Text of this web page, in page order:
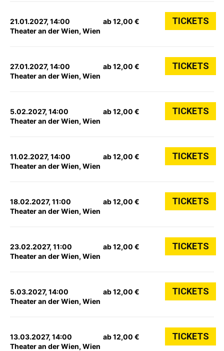
21.01.2027, 14:00
Theater an der Wien, Wien
ab 12,00 € TICKETS
27.01.2027, 14:00
Theater an der Wien, Wien
ab 12,00 € TICKETS
5.02.2027, 14:00
Theater an der Wien, Wien
ab 12,00 € TICKETS
11.02.2027, 14:00
Theater an der Wien, Wien
ab 12,00 € TICKETS
18.02.2027, 11:00
Theater an der Wien, Wien
ab 12,00 € TICKETS
23.02.2027, 11:00
Theater an der Wien, Wien
ab 12,00 € TICKETS
5.03.2027, 14:00
Theater an der Wien, Wien
ab 12,00 € TICKETS
13.03.2027, 14:00
Theater an der Wien, Wien
ab 12,00 € TICKETS